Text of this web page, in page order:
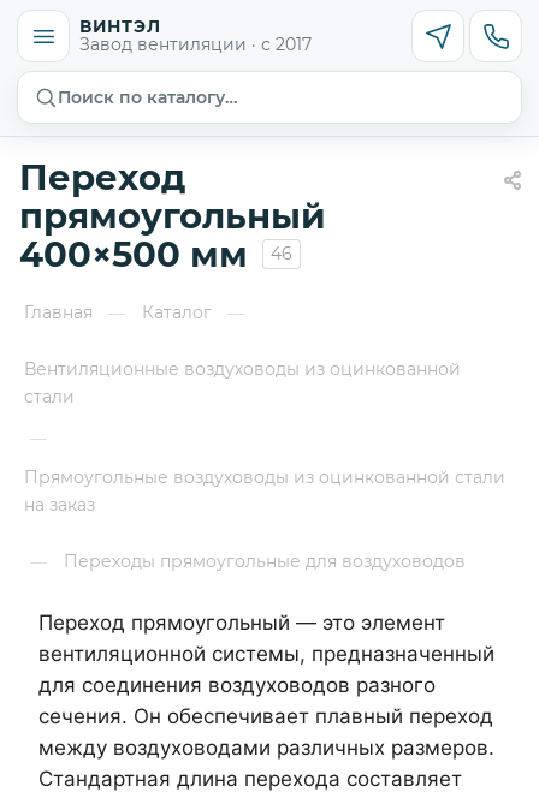
ВИНТЭЛ
Завод вентиляции · с 2017
Поиск по каталогу…
Переход
прямоугольный
400×500 мм
46
Главная — Каталог —
Вентиляционные воздуховоды из оцинкованной
стали
—
Прямоугольные воздуховоды из оцинкованной стали
на заказ
— Переходы прямоугольные для воздуховодов
Переход прямоугольный — это элемент
вентиляционной системы, предназначенный
для соединения воздуховодов разного
сечения. Он обеспечивает плавный переход
между воздуховодами различных размеров.
Стандартная длина перехода составляет